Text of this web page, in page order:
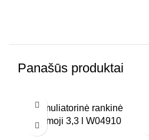
Panašūs produktai
-4%
Akumuliatorinė rankinė
sėjamoji 3,3 l W04910